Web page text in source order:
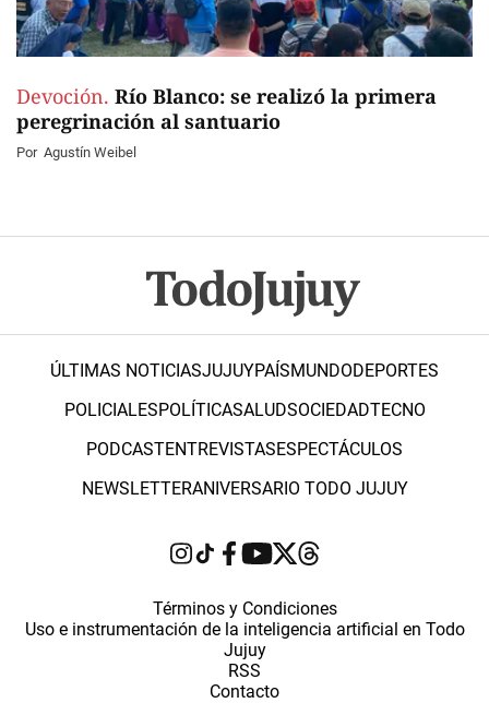
Devoción. Río Blanco: se realizó la primera
peregrinación al santuario
Por Agustín Weibel
ÚLTIMAS NOTICIASJUJUYPAÍSMUNDODEPORTES
POLICIALESPOLÍTICASALUDSOCIEDADTECNO
PODCASTENTREVISTASESPECTÁCULOS
NEWSLETTERANIVERSARIO TODO JUJUY
Términos y Condiciones
Uso e instrumentación de la inteligencia artificial en Todo
Jujuy
RSS
Contacto